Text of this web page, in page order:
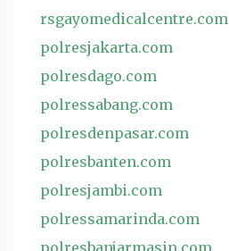
rsgayomedicalcentre.com
polresjakarta.com
polresdago.com
polressabang.com
polresdenpasar.com
polresbanten.com
polresjambi.com
polressamarinda.com
polresbanjarmasin.com